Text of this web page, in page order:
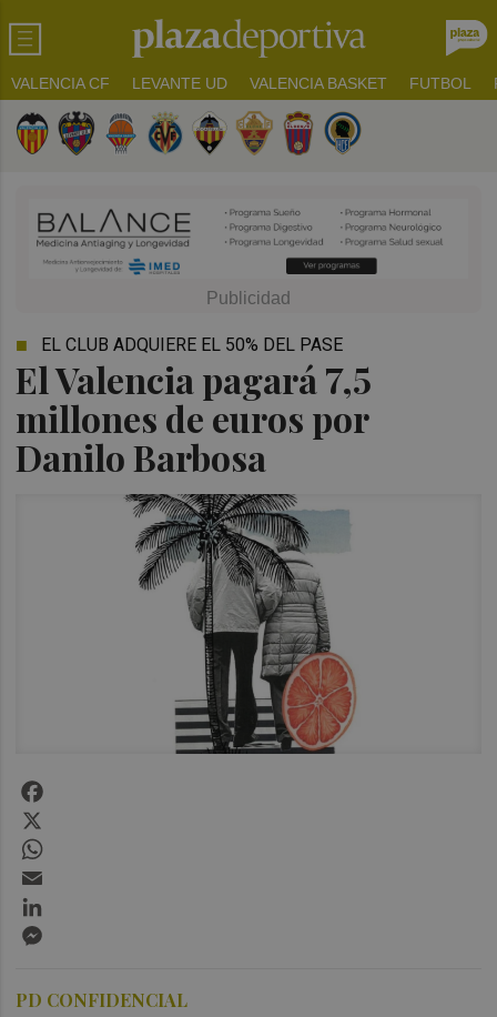
VALENCIA CF LEVANTE UD VALENCIA BASKET FUTBOL
El Valencia pagará 7,5
millones de euros por
Danilo Barbosa
EL CLUB ADQUIERE EL 50% DEL PASE
PD CONFIDENCIAL